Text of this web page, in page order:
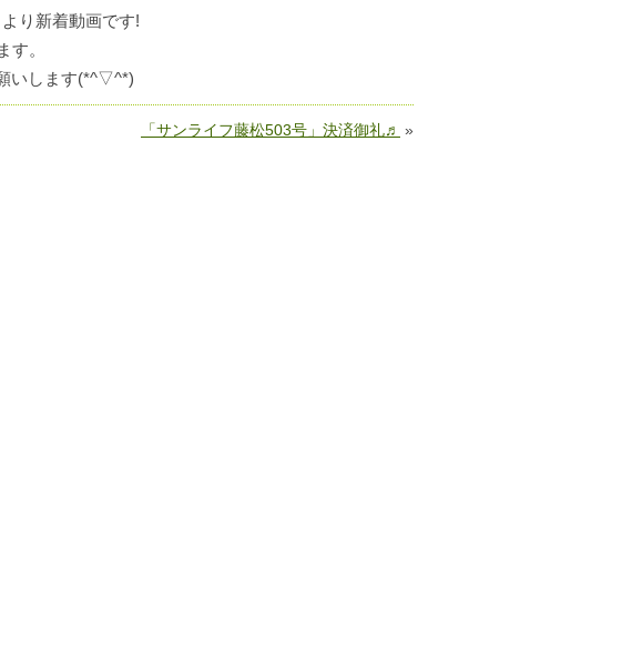
り新着動画です!
す。
いします(*^▽^*)
「サンライフ藤松503号」決済御礼♬ »